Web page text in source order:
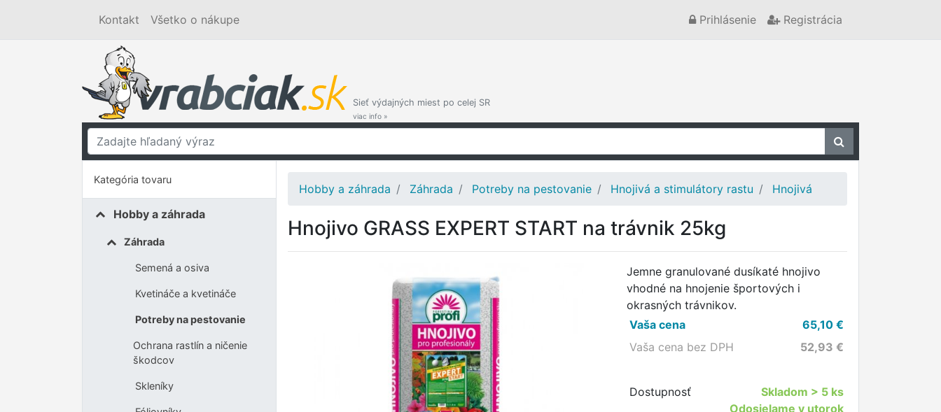
Kontakt Všetko o nákupe Prihlásenie Registrácia
Sieť výdajných miest po celej SR
viac info »
Kategória tovaru
Hobby a záhrada
Záhrada
Semená a osiva
Kvetináče a kvetináče
Potreby na pestovanie
Ochrana rastlín a ničenie
škodcov
Skleníky
Hobby a záhrada Záhrada Potreby na pestovanie Hnojivá a stimulátory rastu Hnojivá
Hnojivo GRASS EXPERT START na trávnik 25kg
Jemne granulované dusíkaté hnojivo
vhodné na hnojenie športových i
okrasných trávnikov.
Vaša cena
65,10€
Vaša cena bez DPH
52,93 €
Dostupnosť Skladom > 5 ks
Odosielame v utorok